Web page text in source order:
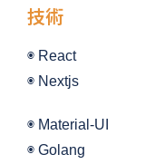
技術
◉ React
◉ Nextjs
◉ Material-UI
◉ Golang